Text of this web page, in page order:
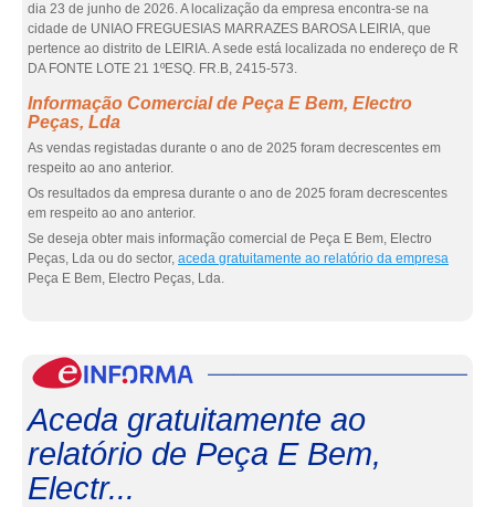
dia 23 de junho de 2026. A localização da empresa encontra-se na
cidade de UNIAO FREGUESIAS MARRAZES BAROSA LEIRIA, que
pertence ao distrito de LEIRIA. A sede está localizada no endereço de R
DA FONTE LOTE 21 1ºESQ. FR.B, 2415-573.
Informação Comercial de Peça E Bem, Electro
Peças, Lda
As vendas registadas durante o ano de 2025 foram decrescentes em
respeito ao ano anterior.
Os resultados da empresa durante o ano de 2025 foram decrescentes
em respeito ao ano anterior.
Se deseja obter mais informação comercial de Peça E Bem, Electro
Peças, Lda ou do sector, aceda gratuitamente ao relatório da empresa
Peça E Bem, Electro Peças, Lda.
Aceda gratuitamente ao
relatório de Peça E Bem,
Electr...